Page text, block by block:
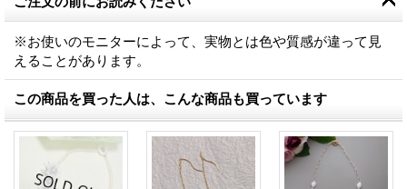
※お使いのモニターによって、実物とは色や質感が違って見
えることがあります。
この商品を買った人は、こんな商品も買っています